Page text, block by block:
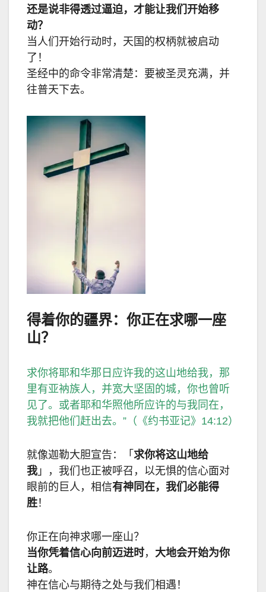
还是说非得透过逼迫，才能让我们开始移
动？
当人们开始行动时，天国的权柄就被启动
了！
圣经中的命令非常清楚：要被圣灵充满，并
往普天下去。
得着你的疆界：你正在求哪一座
山？
求你将耶和华那日应许我的这山地给我，那
里有亚衲族人，并宽大坚固的城，你也曾听
见了。或者耶和华照他所应许的与我同在，
我就把他们赶出去。 ” （《约书亚记》 14:12）
就像迦勒大胆宣告：「 求你将这山地给
我 」，我们也正被呼召，以无惧的信心面对
眼前的巨人，相信有神同在，我们必能得
胜！
你正在向神求哪一座山？
当你凭着信心向前迈进时， 大地会开始为你
让路。
神在信心与期待之处与我们相遇！